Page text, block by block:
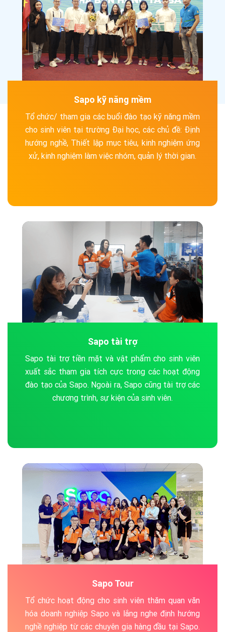
Sapo kỹ năng mềm
Tổ chức/ tham gia các buổi đào tạo kỹ năng mềm
cho sinh viên tại trường Đại học, các chủ đề: Định
hướng nghề, Thiết lập mục tiêu, kinh nghiệm ứng
xử, kinh nghiệm làm việc nhóm, quản lý thời gian.
Sapo tài trợ
Sapo tài trợ tiền mặt và vật phẩm cho sinh viên
xuất sắc tham gia tích cực trong các hoạt động
đào tạo của Sapo. Ngoài ra, Sapo cũng tài trợ các
chương trình, sự kiện của sinh viên.
Sapo Tour
Tổ chức hoạt động cho sinh viên thăm quan văn
hóa doanh nghiệp Sapo và lắng nghe định hướng
nghề nghiệp từ các chuyên gia hàng đầu tại Sapo.